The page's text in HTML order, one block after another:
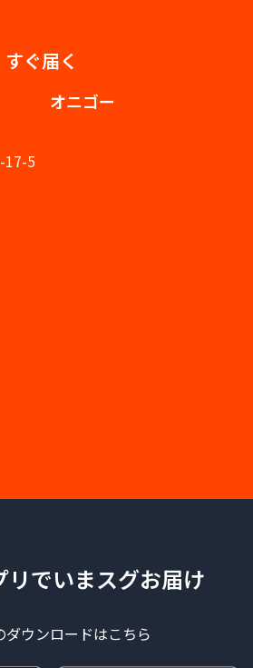
ぐ届く
オニゴー
17-5
リでいまスグお届け
ダウンロードはこちら